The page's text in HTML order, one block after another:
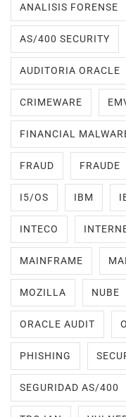
ANALISIS FORENSE
AS/400 SECURITY
AUDITORIA ORACLE
CRIMEWARE
FINANCIAL
FRAUD FRAUDE
I5/OS IBM
INTECO
MAINFRAME
MOZILLA NUBE
ORACLE AUDIT
PHISHING
SEGURIDAD AS/400